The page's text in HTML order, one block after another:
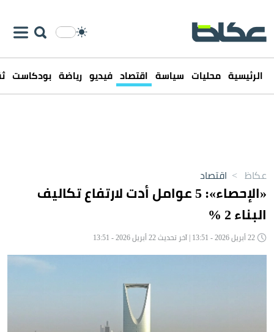
الرئيسية محليات سياسة اقتصاد فيديو رياضة بودكاست
عكاظ > اقتصاد
«الإحصاء»: 5 عوامل أدت لارتفاع تكاليف
البناء 2 %